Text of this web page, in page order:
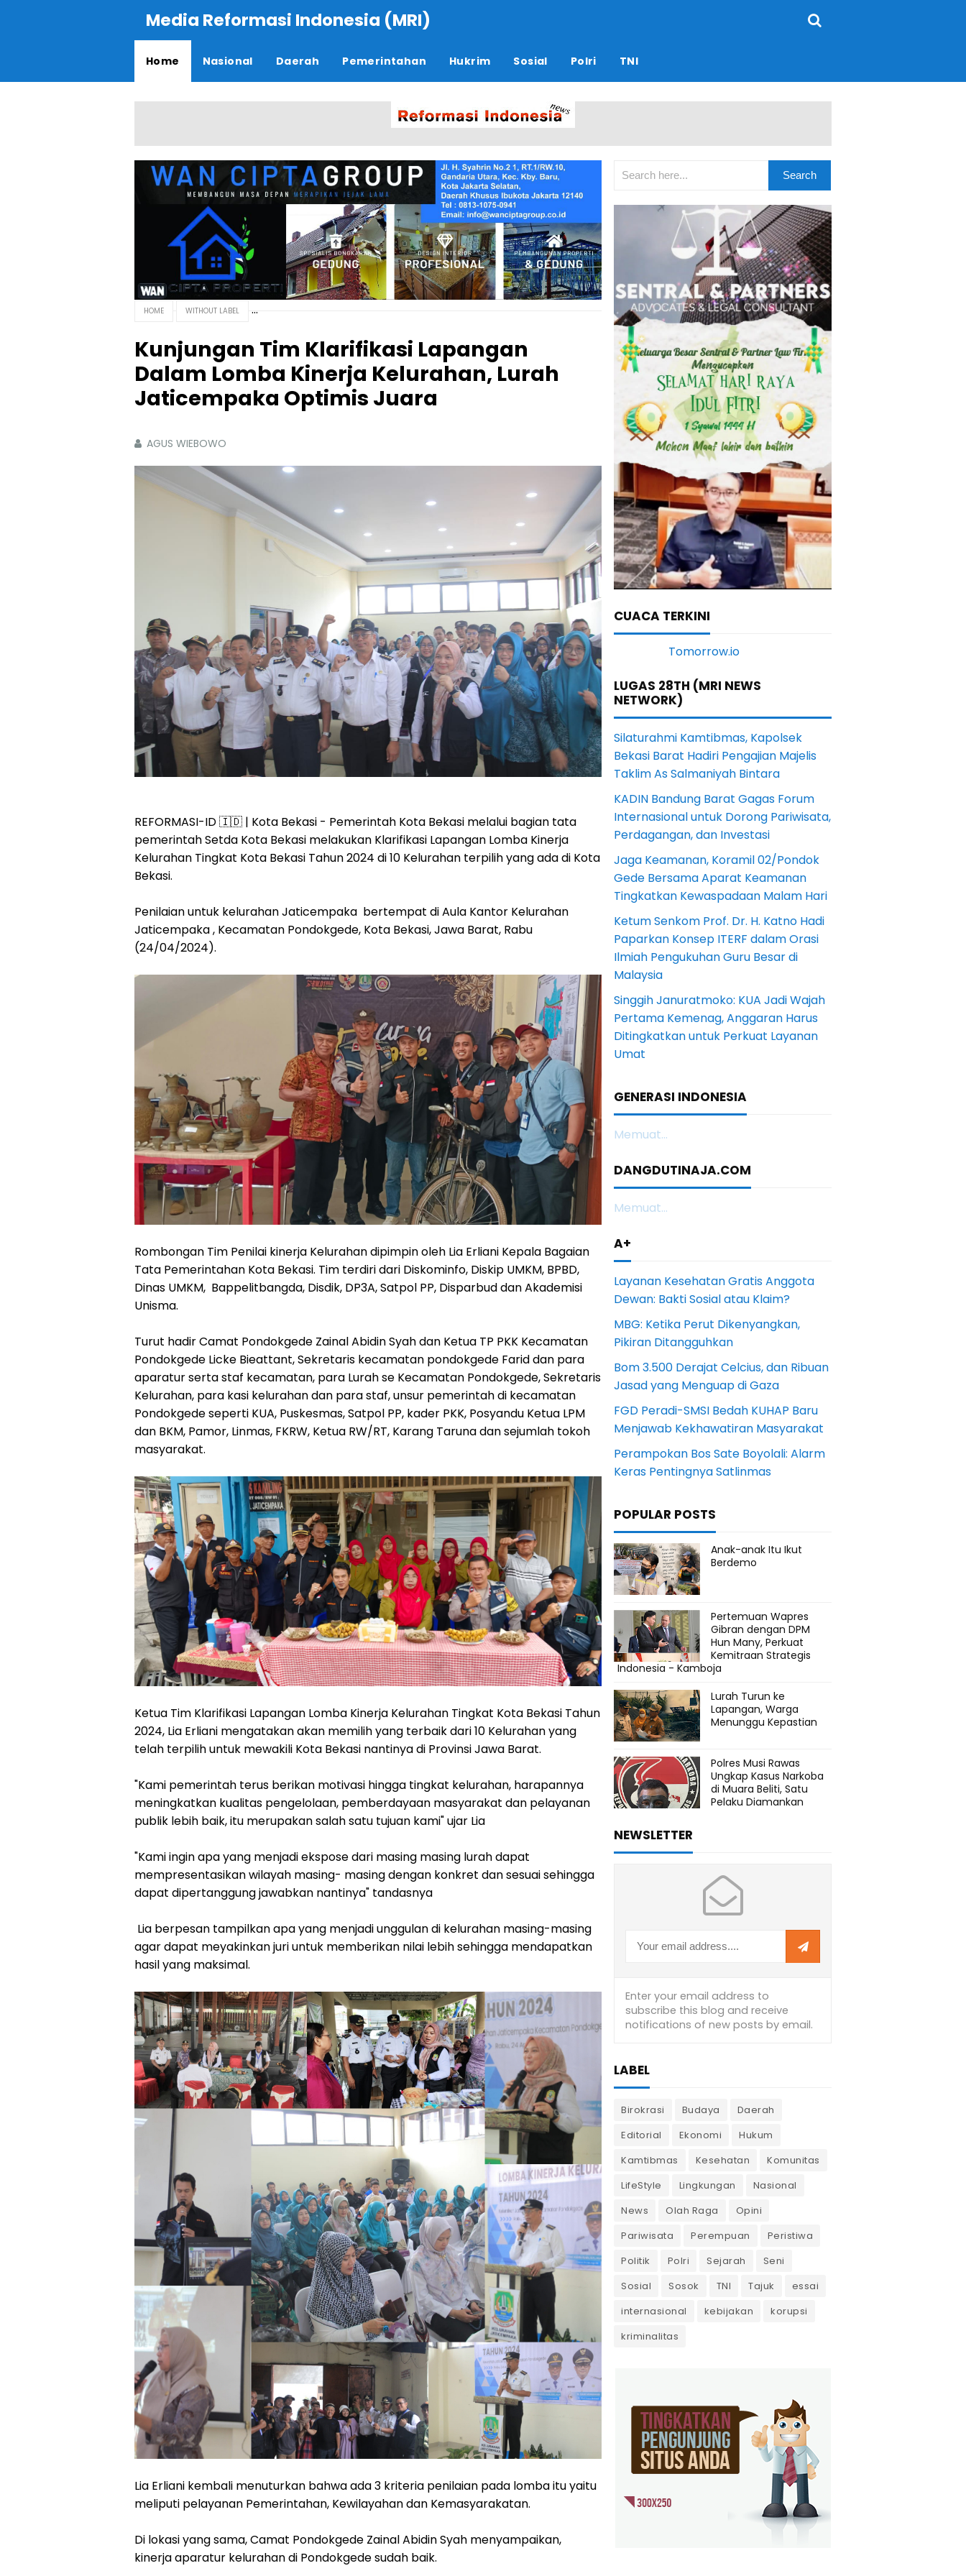
Media Reformasi Indonesia (MRI)
Home Nasional Daerah Pemerintahan Hukrim Sosial Polri TNI
HOME WITHOUT LABEL
Kunjungan Tim Klarifikasi Lapangan
Dalam Lomba Kinerja Kelurahan, Lurah
Jaticempaka Optimis Juara
AGUS WIEBOWO
REFORMASI-ID 🇮🇩 | Kota Bekasi - Pemerintah Kota Bekasi melalui bagian tata
pemerintah Setda Kota Bekasi melakukan Klarifikasi Lapangan Lomba Kinerja
Kelurahan Tingkat Kota Bekasi Tahun 2024 di 10 Kelurahan terpilih yang ada di Kota
Bekasi.
Penilaian untuk kelurahan Jaticempaka bertempat di Aula Kantor Kelurahan
Jaticempaka , Kecamatan Pondokgede, Kota Bekasi, Jawa Barat, Rabu
(24/04/2024).
Rombongan Tim Penilai kinerja Kelurahan dipimpin oleh Lia Erliani Kepala Bagaian
Tata Pemerintahan Kota Bekasi. Tim terdiri dari Diskominfo, Diskip UMKM, BPBD,
Dinas UMKM, Bappelitbangda, Disdik, DP3A, Satpol PP, Disparbud dan Akademisi
Unisma.
Turut hadir Camat Pondokgede Zainal Abidin Syah dan Ketua TP PKK Kecamatan
Pondokgede Licke Bieattant, Sekretaris kecamatan pondokgede Farid dan para
aparatur serta staf kecamatan, para Lurah se Kecamatan Pondokgede, Sekretaris
Kelurahan, para kasi kelurahan dan para staf, unsur pemerintah di kecamatan
Pondokgede seperti KUA, Puskesmas, Satpol PP, kader PKK, Posyandu Ketua LPM
dan BKM, Pamor, Linmas, FKRW, Ketua RW/RT, Karang Taruna dan sejumlah tokoh
masyarakat.
Ketua Tim Klarifikasi Lapangan Lomba Kinerja Kelurahan Tingkat Kota Bekasi Tahun
2024, Lia Erliani mengatakan akan memilih yang terbaik dari 10 Kelurahan yang
telah terpilih untuk mewakili Kota Bekasi nantinya di Provinsi Jawa Barat.
"Kami pemerintah terus berikan motivasi hingga tingkat kelurahan, harapannya
meningkatkan kualitas pengelolaan, pemberdayaan masyarakat dan pelayanan
publik lebih baik, itu merupakan salah satu tujuan kami" ujar Lia
"Kami ingin apa yang menjadi ekspose dari masing masing lurah dapat
mempresentasikan wilayah masing- masing dengan konkret dan sesuai sehingga
dapat dipertanggung jawabkan nantinya" tandasnya
Lia berpesan tampilkan apa yang menjadi unggulan di kelurahan masing-masing
agar dapat meyakinkan juri untuk memberikan nilai lebih sehingga mendapatkan
hasil yang maksimal.
Lia Erliani kembali menuturkan bahwa ada 3 kriteria penilaian pada lomba itu yaitu
meliputi pelayanan Pemerintahan, Kewilayahan dan Kemasyarakatan.
Di lokasi yang sama, Camat Pondokgede Zainal Abidin Syah menyampaikan,
kinerja aparatur kelurahan di Pondokgede sudah baik.
CUACA TERKINI
LUGAS 28TH (MRI NEWS
NETWORK)
Silaturahmi Kamtibmas, Kapolsek
Bekasi Barat Hadiri Pengajian Majelis
Taklim As Salmaniyah Bintara
KADIN Bandung Barat Gagas Forum
Internasional untuk Dorong Pariwisata,
Perdagangan, dan Investasi
Jaga Keamanan, Koramil 02/Pondok
Gede Bersama Aparat Keamanan
Tingkatkan Kewaspadaan Malam Hari
Ketum Senkom Prof. Dr. H. Katno Hadi
Paparkan Konsep ITERF dalam Orasi
Ilmiah Pengukuhan Guru Besar di
Malaysia
Singgih Januratmoko: KUA Jadi Wajah
Pertama Kemenag, Anggaran Harus
Ditingkatkan untuk Perkuat Layanan
Umat
GENERASI INDONESIA
Memuat...
DANGDUTINAJA.COM
Memuat...
A+
Layanan Kesehatan Gratis Anggota
Dewan: Bakti Sosial atau Klaim?
MBG: Ketika Perut Dikenyangkan,
Pikiran Ditangguhkan
Bom 3.500 Derajat Celcius, dan Ribuan
Jasad yang Menguap di Gaza
FGD Peradi-SMSI Bedah KUHAP Baru
Menjawab Kekhawatiran Masyarakat
Perampokan Bos Sate Boyolali: Alarm
Keras Pentingnya Satlinmas
POPULAR POSTS
Anak-anak Itu Ikut
Berdemo
Pertemuan Wapres
Gibran dengan DPM
Hun Many, Perkuat
Kemitraan Strategis
Indonesia - Kamboja
Lurah Turun ke
Lapangan, Warga
Menunggu Kepastian
Polres Musi Rawas
Ungkap Kasus Narkoba
di Muara Beliti, Satu
Pelaku Diamankan
NEWSLETTER
LABEL
Birokrasi Budaya
Daerah
Editorial
Ekonomi
Hukum
Kamtibmas
Kesehatan
Komunitas
LifeStyle
Lingkungan
Nasional
News
Olah Raga
Opini
Pariwisata
Perempuan
Peristiwa
Politik
Polri Sejarah
Seni
Sosial
Sosok TNI Tajuk
essai
internasional
kebijakan
korupsi
kriminalitas